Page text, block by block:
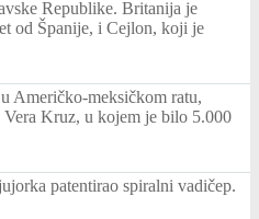
Republike. Britanija je
od Španije, i Cejlon, koji je
Američko-meksičkom ratu,
Vera Kruz, u kojem je bilo 5.000
patentirao spiralni vadičep.